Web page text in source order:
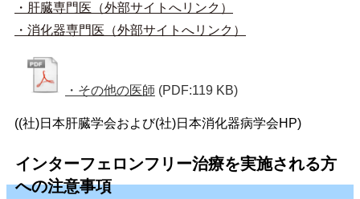
・肝臓専門医（外部サイトへリンク）
・消化器専門医（外部サイトへリンク）
・その他の医師 (PDF:119 KB)
((社)日本肝臓学会および(社)日本消化器病学会HP)
インターフェロンフリー治療を実施される方
への注意事項